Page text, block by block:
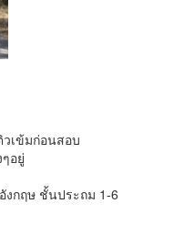
เข้มก่อนสอบ
อยู่
กฤษ ชั้นประถม 1-6